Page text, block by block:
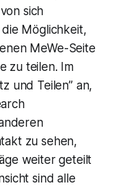
sich
Möglichkeit,
MeWe-Seite
zu teilen. Im
und Teilen” an,
zu sehen,
weiter geteilt
sind alle